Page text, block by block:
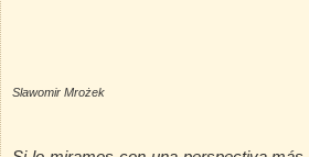
Slawomir Mrożek